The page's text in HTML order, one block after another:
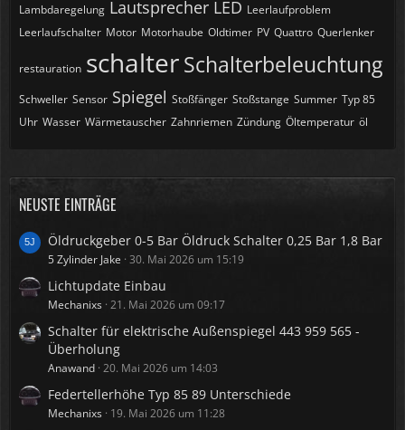
Lambdaregelung Lautsprecher LED Leerlaufproblem
Leerlaufschalter Motor Motorhaube Oldtimer PV Quattro Querlenker
restauration schalterSchalterbeleuchtung
Schweller Sensor Spiegel Stoßfänger Stoßstange Summer Typ 85
Uhr Wasser Wärmetauscher Zahnriemen Zündung Öltemperatur öl
NEUSTE EINTRÄGE
Öldruckgeber 0-5 Bar Öldruck Schalter 0,25 Bar 1,8 Bar
5 Zylinder Jake 30. Mai 2026 um 15:19
Lichtupdate Einbau
Mechanixs 21. Mai 2026 um 09:17
Schalter für elektrische Außenspiegel 443 959 565 -
Überholung
Anawand 20. Mai 2026 um 14:03
Federtellerhöhe Typ 85 89 Unterschiede
Mechanixs 19. Mai 2026 um 11:28